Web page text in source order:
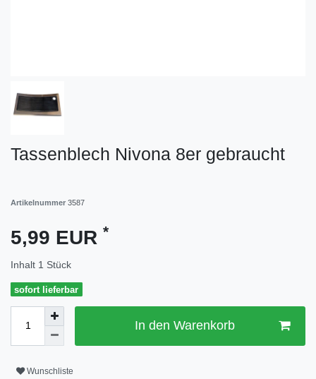
Tassenblech Nivona 8er gebraucht
Artikelnummer 3587
5,99 EUR *
Inhalt 1 Stück
sofort lieferbar
In den Warenkorb
Wunschliste